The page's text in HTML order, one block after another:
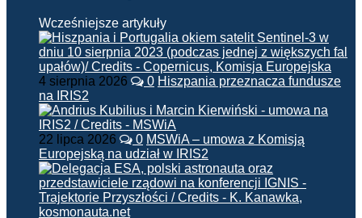
Wcześniejsze artykuły
4 sierpnia 2026 0 Hiszpania przeznacza fundusze
na IRIS2
22 lipca 2026 0 MSWiA – umowa z Komisją
Europejską na udział w IRIS2